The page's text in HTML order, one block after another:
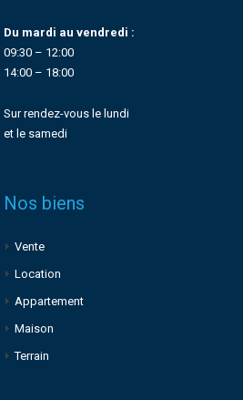
Du mardi au vendredi :
09:30 – 12:00
14:00 – 18:00
Sur rendez-vous le lundi
et le samedi
Nos biens
Vente
Location
Appartement
Maison
Terrain